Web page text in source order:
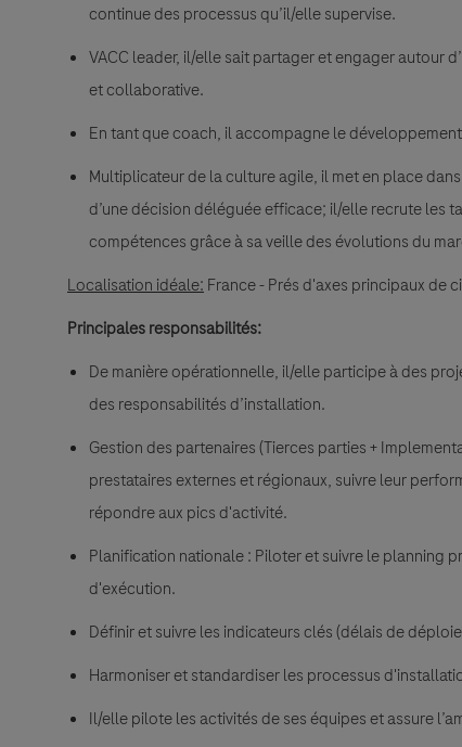
continue des processus qu’il/elle supervise.
VACC leader, il/elle sait partager et engager autour
et collaborative.
En tant que coach, il accompagne le
Multiplicateur de la culture agile, il met en place
d’une décision déléguée efficace; il/elle recrute les
compétences grâce à sa veille des évolutions du
Localisation idéale: France - Prés d'axes principaux de
Principales responsabilités:
De manière opérationnelle, il/elle participe à des
des responsabilités d’installation.
Gestion des partenaires (Tierces parties +
prestataires externes et régionaux, suivre leur
répondre aux pics d'activité.
Planification nationale : Piloter et suivre le planning
d'exécution.
Définir et suivre les indicateurs clés (délais de
Harmoniser et standardiser les processus
Il/elle pilote les activités de ses équipes et assure